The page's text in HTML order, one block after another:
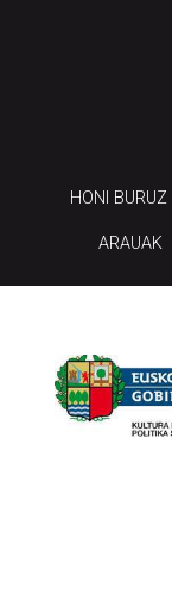
HONI BURUZ
ARAUAK